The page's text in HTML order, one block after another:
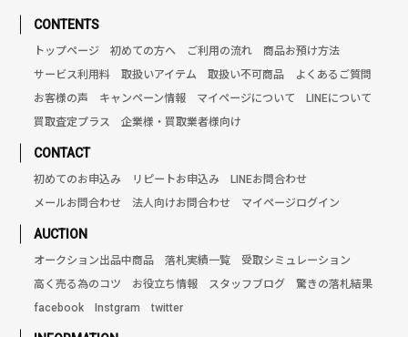
CONTENTS
トップページ 初めての方へ ご利用の流れ
商品お預け方法
サービス利用料
取扱いアイテム 取扱い不可商品
よくあるご質問
お客様の声
キャンペーン情報 マイページについて
LINEについて
買取査定プラス
企業様・買取業者様向け
CONTACT
初めてのお申込み リピートお申込み
LINEお問合わせ
メールお問合わせ
法人向けお問合わせ マイページログイン
AUCTION
オークション出品中商品 落札実績一覧
受取シミュレーション
高く売る為のコツ
お役立ち情報 スタッフブログ
驚きの落札結果
facebook
Instgram twitter